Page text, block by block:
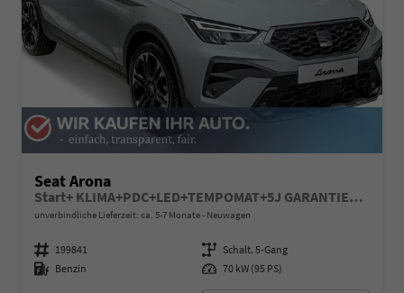
Seat Arona
Start+ KLIMA+PDC+LED+TEMPOMAT+5J GARANTIE+16" ALU
unverbindliche Lieferzeit: ca. 5-7 Monate Neuwagen
Fahrzeugnummer 199841 Getriebe Schalt. 5-Gang
Kraftstoff Benzin Leistung 70 kW (95 PS)